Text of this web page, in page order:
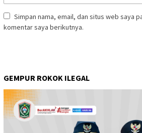
Simpan nama, email, dan situs web saya
komentar saya berikutnya.
GEMPUR ROKOK ILEGAL